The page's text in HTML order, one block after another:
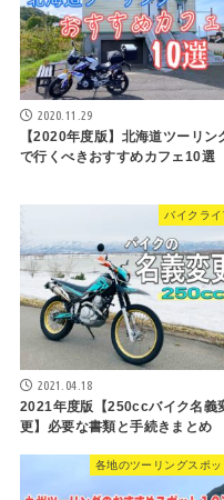
2020.11.29
【2020年度版】北海道ツーリン
で行くべきおすすめカフェ10選
バイクライ
2021.04.18
2021年度版【250ccバイク名義
更】必要な書類と手続きまとめ
各地のツーリングスポッ